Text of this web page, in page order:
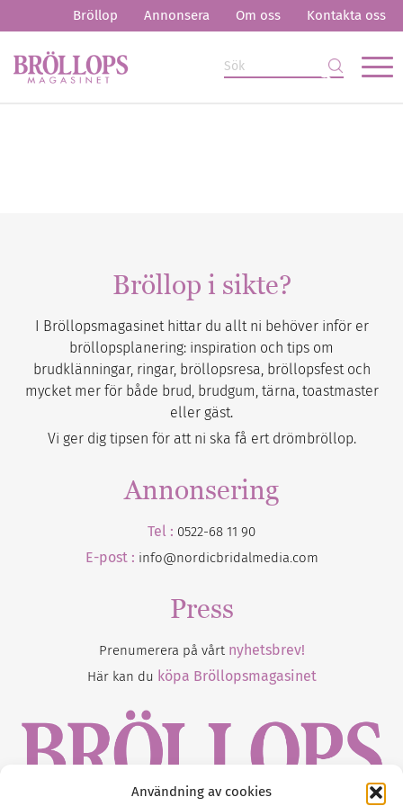
Användning av cookies
Bröllop Annonsera Om oss Kontakta oss
Bröllop i sikte?
I Bröllopsmagasinet hittar du allt ni behöver inför er
bröllopsplanering: inspiration och tips om
brudklänningar, ringar, bröllopsresa, bröllopsfest och
mycket mer för både brud, brudgum, tärna, toastmaster
eller gäst.
Vi ger dig tipsen för att ni ska få ert drömbröllop.
Annonsering
Tel : 0522-68 11 90
E-post : info@nordicbridalmedia.com
Press
Prenumerera på vårt nyhetsbrev!
Här kan du köpa Bröllopsmagasinet